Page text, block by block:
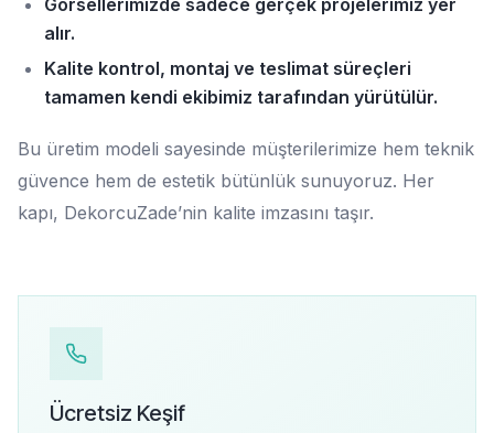
Görsellerimizde sadece gerçek projelerimiz yer
alır.
Kalite kontrol, montaj ve teslimat süreçleri
tamamen kendi ekibimiz tarafından yürütülür.
Bu üretim modeli sayesinde müşterilerimize hem teknik
güvence hem de estetik bütünlük sunuyoruz. Her
kapı, DekorcuZade’nin kalite imzasını taşır.
Ücretsiz Keşif